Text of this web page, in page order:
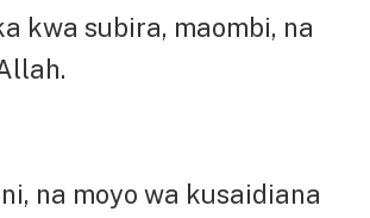
kwa subira, maombi, na
na moyo wa kusaidiana